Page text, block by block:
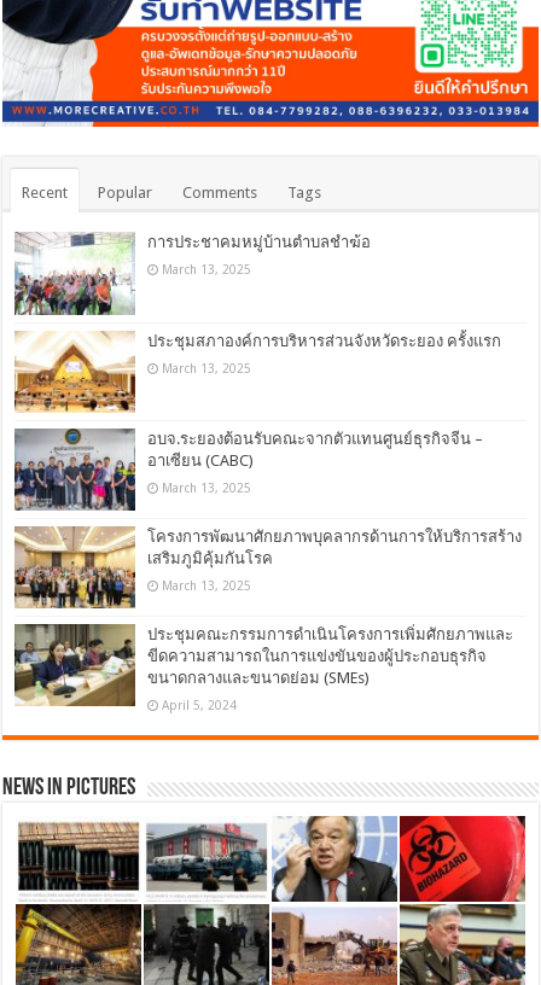
Recent Popular Comments Tags
การประชาคมหมู่บ้านตำบลชำฆ้อ
March 13, 2025
ประชุมสภาองค์การบริหารส่วนจังหวัดระยอง ครั้งแรก
March 13, 2025
อบจ.ระยองต้อนรับคณะจากตัวแทนศูนย์ธุรกิจจีน –
อาเซียน (CABC)
March 13, 2025
โครงการพัฒนาศักยภาพบุคลากรด้านการให้บริการสร้าง
เสริมภูมิคุ้มกันโรค
March 13, 2025
ประชุมคณะกรรมการดำเนินโครงการเพิ่มศักยภาพและ
ขีดความสามารถในการแข่งขันของผู้ประกอบธุรกิจ
ขนาดกลางและขนาดย่อม (SMEs)
April 5, 2024
News in Pictures